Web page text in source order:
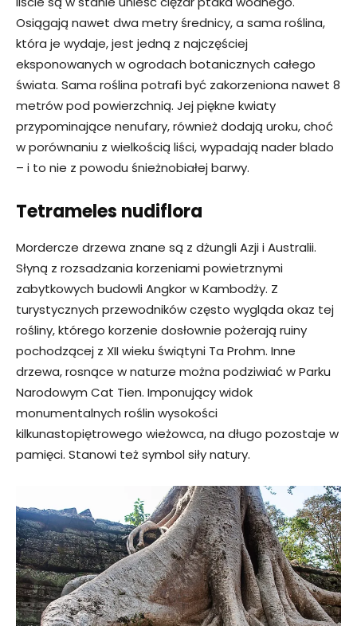
Osiągają nawet dwa metry średnicy, a sama roślina,
która je wydaje, jest jedną z najczęściej
eksponowanych w ogrodach botanicznych całego
świata. Sama roślina potrafi być zakorzeniona nawet 8
metrów pod powierzchnią. Jej piękne kwiaty
przypominające nenufary, również dodają uroku, choć
w porównaniu z wielkością liści, wypadają nader blado
– i to nie z powodu śnieżnobiałej barwy.
Tetrameles nudiflora
Mordercze drzewa znane są z dżungli Azji i Australii.
Słyną z rozsadzania korzeniami powietrznymi
zabytkowych budowli Angkor w Kambodży. Z
turystycznych przewodników często wygląda okaz tej
rośliny, którego korzenie dosłownie pożerają ruiny
pochodzącej z XII wieku świątyni Ta Prohm. Inne
drzewa, rosnące w naturze można podziwiać w Parku
Narodowym Cat Tien. Imponujący widok
monumentalnych roślin wysokości
kilkunastopiętrowego wieżowca, na długo pozostaje w
pamięci. Stanowi też symbol siły natury.